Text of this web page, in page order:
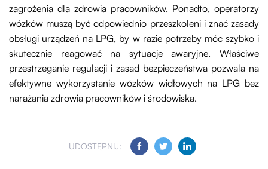
zagrożenia dla zdrowia pracowników. Ponadto, operatorzy
wózków muszą być odpowiednio przeszkoleni i znać zasady
obsługi urządzeń na LPG, by w razie potrzeby móc szybko i
skutecznie reagować na sytuacje awaryjne. Właściwe
przestrzeganie regulacji i zasad bezpieczeństwa pozwala na
efektywne wykorzystanie wózków widłowych na LPG bez
narażania zdrowia pracowników i środowiska.
UDOSTĘPNIJ: